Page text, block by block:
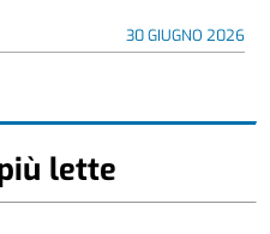
30 GIUGNO 2026
lette